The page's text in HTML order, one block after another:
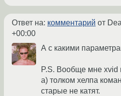
Ответ на: комментарий от
+00:00
А с какими
P.S. Вообще мне xvid
a) толком хелпа
старые не катят.